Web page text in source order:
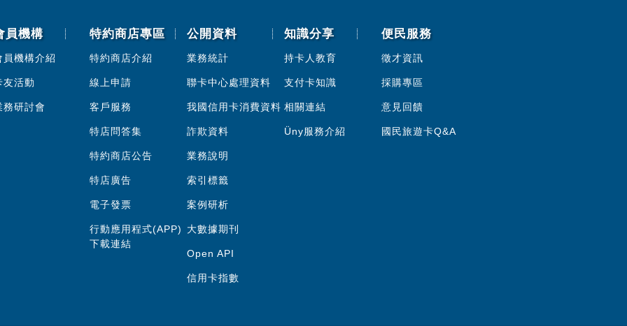
員機構
員機構介紹
友活動
務研討會
特約商店專區
特約商店介紹
線上申請
客戶服務
特店問答集
特約商店公告
特店廣告
電子發票
行動應用程式(APP)
下載連結
公開資料
業務統計
聯卡中心處理資料
我國信用卡消費資料
詐欺資料
業務說明
索引標籤
案例研析
大數據期刊
Open API
信用卡指數
知識分享
持卡人教育
支付卡知識
相關連結
Üny服務介紹
便民服務
徵才資訊
採購專區
意見回饋
國民旅遊卡Q&A